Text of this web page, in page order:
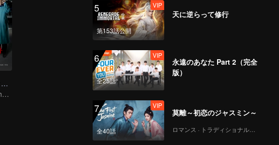
Medical Examiner Dr. Qin:The Survivor
Dr.Qin speaks for the dead.
5
第153話公開
VIP
天に逆らって修行
6
全25話
VIP
永遠のあなた Part 2（完全
版）
7
全40話
VIP
莫離～初恋のジャスミン～
ロマンス · トラディショナル・コスチューム